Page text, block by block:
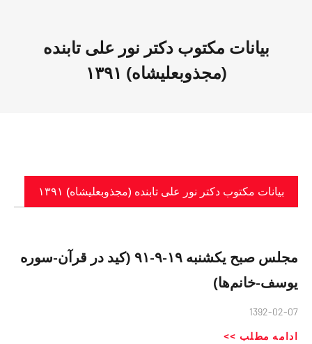
بیانات مکتوب دکتر نور علی تابنده
(مجذوبعلیشاه) ۱۳۹۱
بیانات مکتوب دکتر نور علی تابنده (مجذوبعلیشاه) ۱۳۹۱
مجلس صبح یکشنبه ۱۹-۹-۹۱ (کید در قرآن-سوره
یوسف-خانم‌ها)
1392-02-07
ادامه مطلب >>